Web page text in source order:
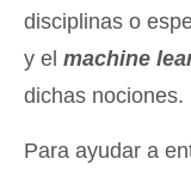
disciplinas o
y el machine
dichas nociones.
Para ayudar a